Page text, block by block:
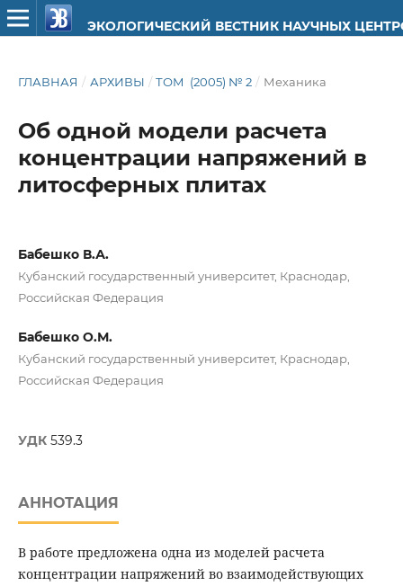
ЭКОЛОГИЧЕСКИЙ ВЕСТНИК НАУЧНЫХ
ГЛАВНАЯ / АРХИВЫ / ТОМ (2005) № 2 / Механика
Об одной модели расчета
концентрации напряжений в
литосферных плитах
Бабешко В.А.
Кубанский государственный университет, Краснодар,
Российская Федерация
Бабешко О.М.
Кубанский государственный университет, Краснодар,
Российская Федерация
УДК 539.3
АННОТАЦИЯ
В работе предложена одна из моделей расчета
концентрации напряжений во взаимодействующих